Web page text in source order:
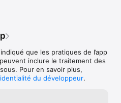
à l’adresse
l’utiliser, à moins de la
aux conditions.
de l’application, n’hésitez
que les pratiques de l’app
inclure le traitement des
Pour en savoir plus,
du développeur.